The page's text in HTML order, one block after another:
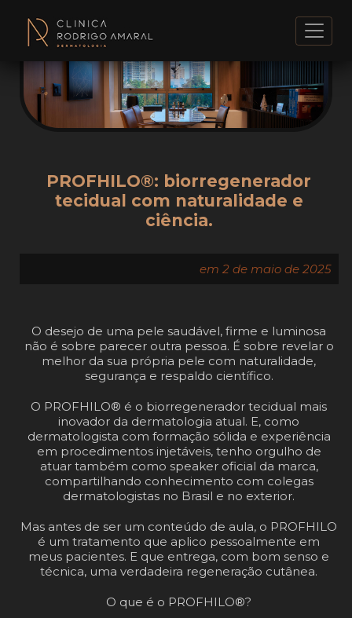
PROFHILO®: biorregenerador
tecidual com naturalidade e
ciência.
em 2 de maio de 2025
O desejo de uma pele saudável, firme e luminosa
não é sobre parecer outra pessoa. É sobre revelar o
melhor da sua própria pele com naturalidade,
segurança e respaldo científico.
O PROFHILO®️ é o biorregenerador tecidual mais
inovador da dermatologia atual. E, como
dermatologista com formação sólida e experiência
em procedimentos injetáveis, tenho orgulho de
atuar também como speaker oficial da marca,
compartilhando conhecimento com colegas
dermatologistas no Brasil e no exterior.
Mas antes de ser um conteúdo de aula, o PROFHILO
é um tratamento que aplico pessoalmente em
meus pacientes. E que entrega, com bom senso e
técnica, uma verdadeira regeneração cutânea.
O que é o PROFHILO®️?